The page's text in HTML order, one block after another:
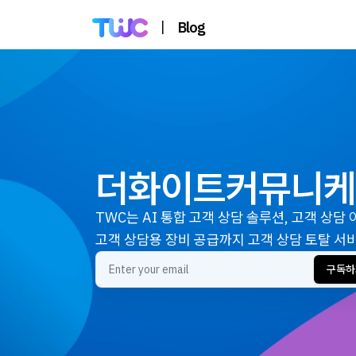
| Blog
더화이트커뮤니
TWC는 AI 통합 고객 상담 솔루션, 고객 상담
고객 상담용 장비 공급까지 고객 상담 토탈 서
구독